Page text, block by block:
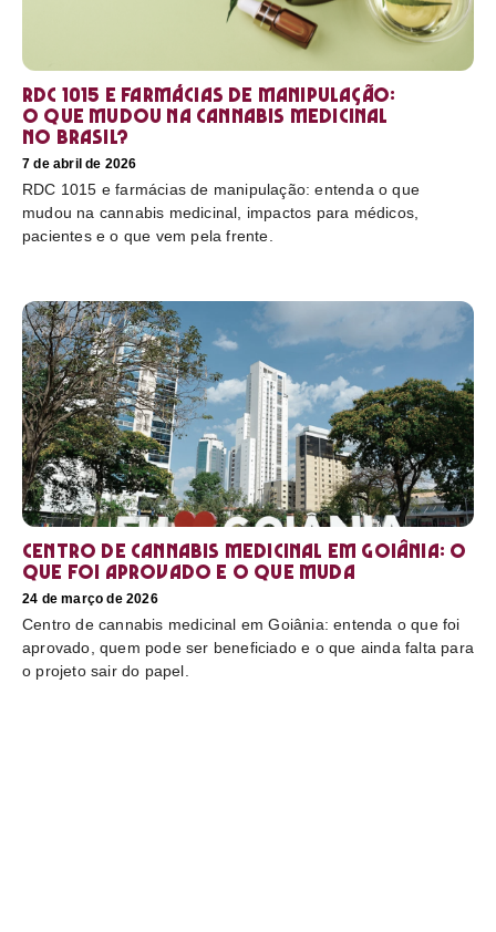
RDC 1015 e farmácias de manipulação:
o que mudou na cannabis medicinal
no Brasil?
7 de abril de 2026
RDC 1015 e farmácias de manipulação: entenda o que
mudou na cannabis medicinal, impactos para médicos,
pacientes e o que vem pela frente.
Centro de cannabis medicinal em Goiânia: o
que foi aprovado e o que muda
24 de março de 2026
Centro de cannabis medicinal em Goiânia: entenda o que foi
aprovado, quem pode ser beneficiado e o que ainda falta para
o projeto sair do papel.